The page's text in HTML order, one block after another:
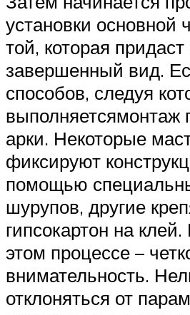
установки основной
той, которая
завершенный вид.
способов, следуя
выполняетсямонтаж
арки. Некоторые
фиксируют
помощью
шурупов, другие
гипсокартон на
этом процессе –
внимательность.
отклоняться от